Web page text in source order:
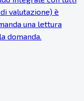
valutazione) è
una lettura
domanda.